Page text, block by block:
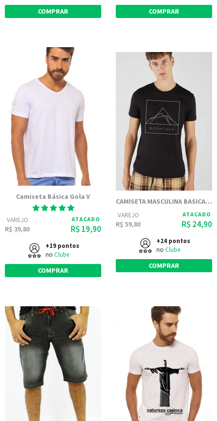
COMPRAR COMPRAR
Camiseta Básica Gola V
VAREJO
R$ 39,80
ATACADO
R$ 19,90
+19 pontos
no Clube
COMPRAR
CAMISETA MASCULINA BASICA ESTAMPADA JAY JAY - MOSHITAKA
VAREJO
R$ 59,80
ATACADO
R$ 24,90
+24 pontos
no Clube
COMPRAR